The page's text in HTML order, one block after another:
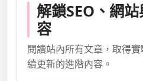
解鎖SEO、網
容
閱讀站內所有文章，取得
續更新的進階內容。